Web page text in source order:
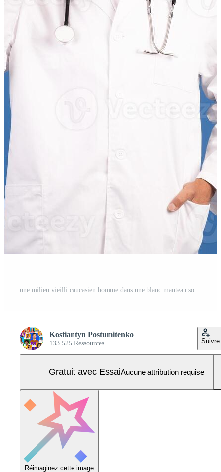
Kostiantyn Postumitenko
133 525 Ressources Suivre
Gratuit avec EssaiAucune attribution requise
Réimaginez cette image